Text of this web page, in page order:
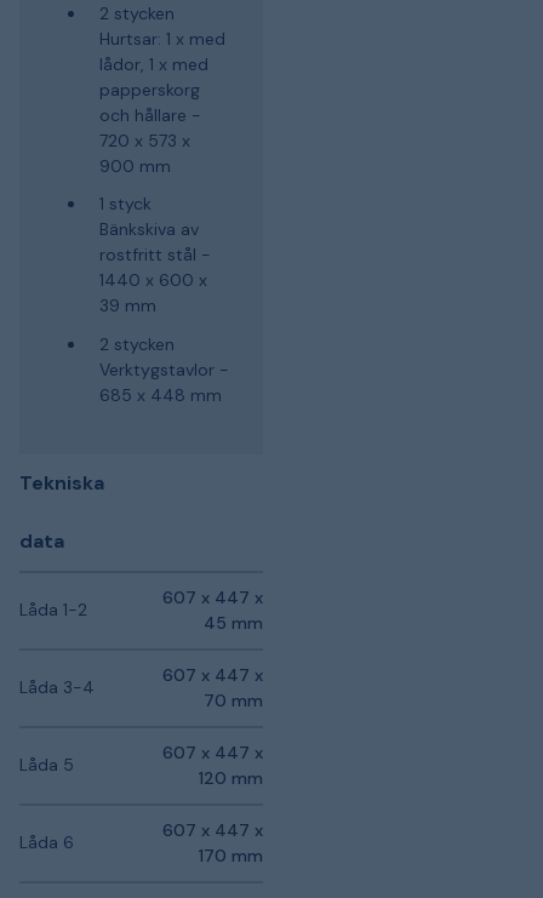
2 stycken
Hurtsar: 1 x med
lådor, 1 x med
papperskorg
och hållare -
720 x 573 x
900 mm
1 styck
Bänkskiva av
rostfritt stål -
1440 x 600 x
39 mm
2 stycken
Verktygstavlor -
685 x 448 mm
Tekniska
data
Låda 1-2
607 x 447 x
45 mm
Låda 3-4
607 x 447 x
70 mm
Låda 5
607 x 447 x
120 mm
Låda 6
607 x 447 x
170 mm